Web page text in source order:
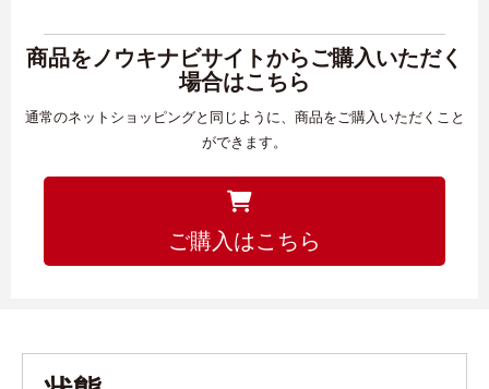
商品をノウキナビサイトからご購入いただく
場合はこちら
通常のネットショッピングと同じように、商品をご購入いただくこと
ができます。
ご購入はこちら